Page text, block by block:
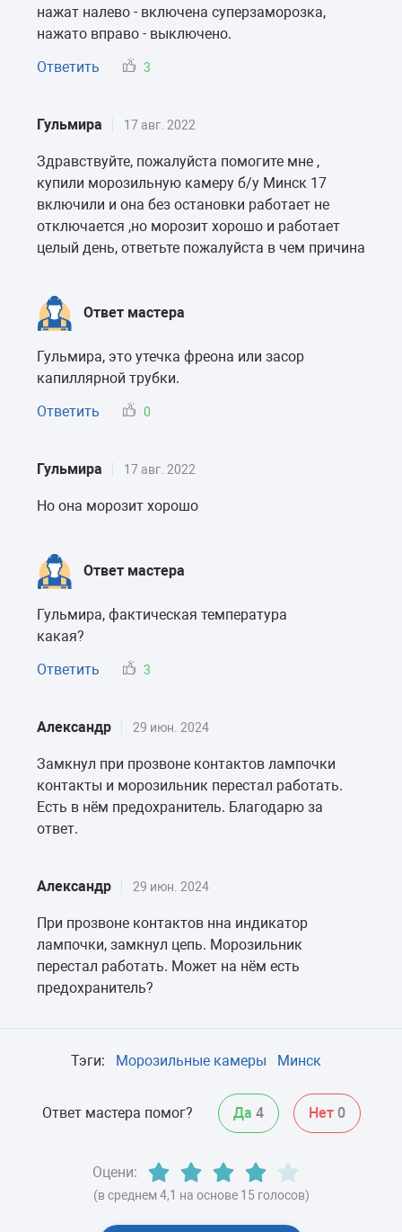
нажат налево - включена суперзаморозка,
нажато вправо - выключено.
Ответить
3
Гульмира 17 авг. 2022
Здравствуйте, пожалуйста помогите мне ,
купили морозильную камеру б/у Минск 17
включили и она без остановки работает не
отключается ,но морозит хорошо и работает
целый день, ответьте пожалуйста в чем причина
Ответ мастера
Гульмира, это утечка фреона или засор
капиллярной трубки.
Ответить
0
Гульмира 17 авг. 2022
Но она морозит хорошо
Ответ мастера
Гульмира, фактическая температура
какая?
Ответить
3
Александр 29 июн. 2024
Замкнул при прозвоне контактов лампочки
контакты и морозильник перестал работать.
Есть в нём предохранитель. Благодарю за
ответ.
Александр 29 июн. 2024
При прозвоне контактов нна индикатор
лампочки, замкнул цепь. Морозильник
перестал работать. Может на нём есть
предохранитель?
Тэги: Морозильные камеры Минск
Ответ мастера помог? Да 4 Нет 0
Оцени:
(в среднем 4,1 на основе 15 голосов)